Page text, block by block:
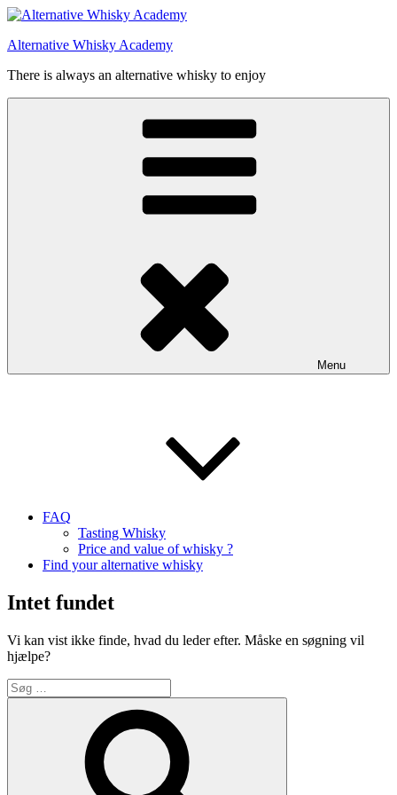
Videre
indhold
Alternative Whisky Academy
There is always an alternative whisky to enjoy
Menu
FAQ
Tasting Whisky
Price and value of whisky ?
Find your alternative whisky
Intet fundet
Vi kan vist ikke finde, hvad du leder efter. Måske en søgning vil
hjælpe?
Søg
efter: